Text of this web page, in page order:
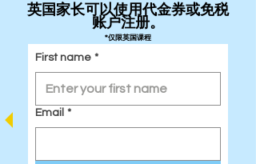
英国家长可以使用代金券或免税
账户注册。
*仅限英国课程
First name *
Email *